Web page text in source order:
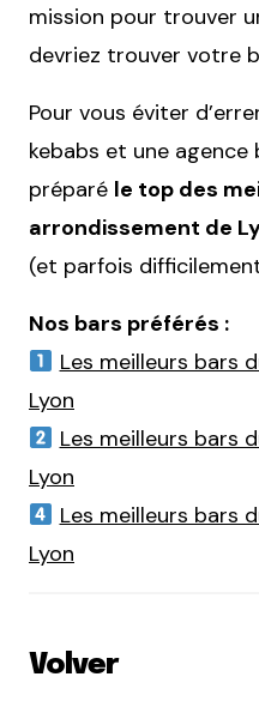
mission pour trouver
devriez trouver votre
Pour vous éviter
kebabs et une agence
préparé le top des
arrondissement de
(et parfois
Nos bars préférés :
Les meilleurs bars
Lyon
Les meilleurs bars
Lyon
Les meilleurs bars
Lyon
Volver